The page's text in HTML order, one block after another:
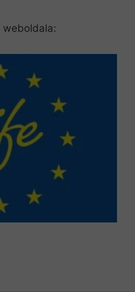
weboldala: